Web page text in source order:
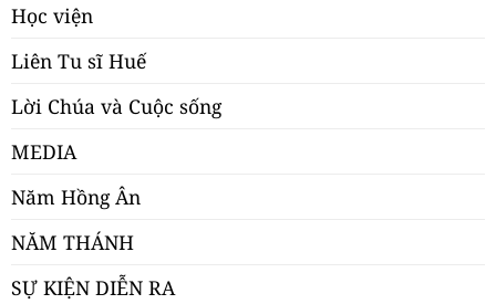
Học viện
Liên Tu sĩ Huế
Lời Chúa và Cuộc sống
MEDIA
Năm Hồng Ân
NĂM THÁNH
SỰ KIỆN DIỄN RA